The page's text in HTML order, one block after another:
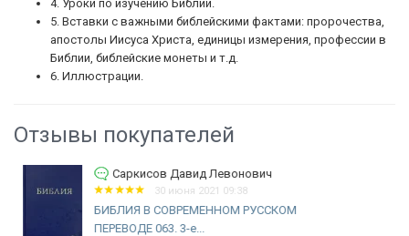
4. Уроки по изучению Библии.
5. Вставки с важными библейскими фактами: пророчества,
апостолы Иисуса Христа, единицы измерения, профессии в
Библии, библейские монеты и т.д.
6. Иллюстрации.
Отзывы покупателей
Саркисов Давид Левонович
30 июня 2021 09:38
БИБЛИЯ В СОВРЕМЕННОМ РУССКОМ
ПЕРЕВОДЕ 063. 3-е...